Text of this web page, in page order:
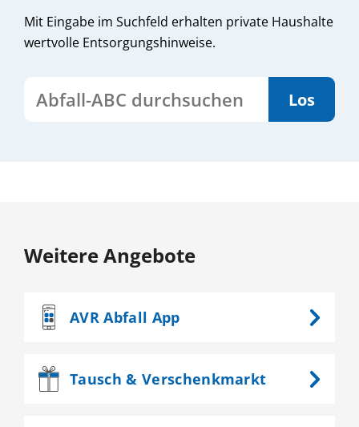
Mit Eingabe im Suchfeld erhalten private Haushalte
wertvolle Entsorgungshinweise.
Abfall-ABC durchsuchen
Weitere Angebote
AVRAbfall App
Tausch & Verschenkmarkt